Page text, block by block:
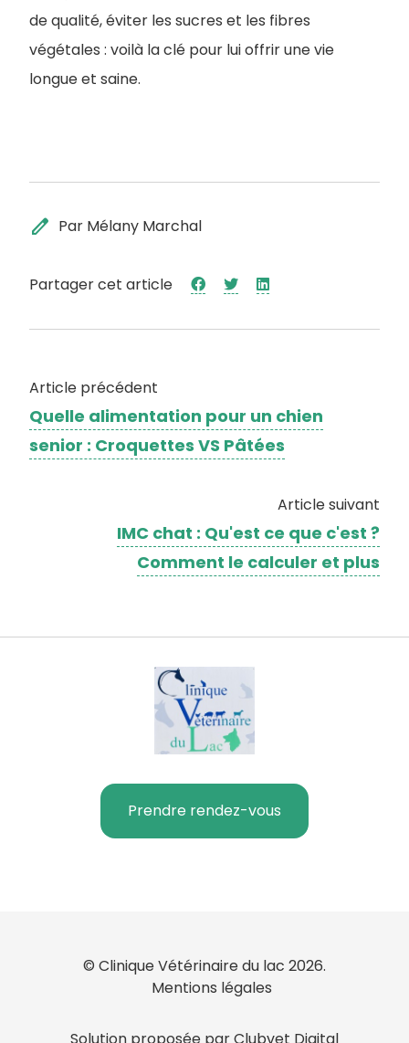
de qualité, éviter les sucres et les fibres
végétales : voilà la clé pour lui offrir une vie
longue et saine.
edit Par Mélany Marchal
Partager cet article
Article précédent
Quelle alimentation pour un chien
senior : Croquettes VS Pâtées
Article suivant
IMC chat : Qu'est ce que c'est ?
Comment le calculer et plus
Prendre rendez-vous
© Clinique Vétérinaire du lac 2026.
Mentions légales